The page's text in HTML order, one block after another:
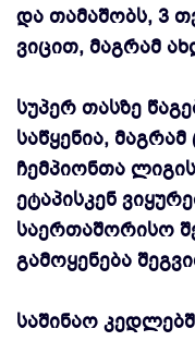
და თამაშობს, 3
ვიცით, მაგრამ
სუპერ თასზე
საწყენია,
ჩემპიონთა
ეტაპისკენ
საერთაშორისო
გამოყენება
საშინაო